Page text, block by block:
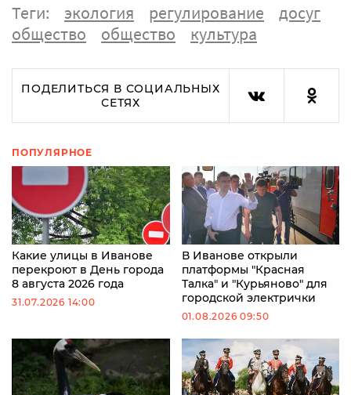
Теги: экология регулирование
досуг
общество
общество культура
ПОДЕЛИТЬСЯ В СОЦИАЛЬНЫХ
СЕТЯХ
ПОПУЛЯРНОЕ
Какие улицы в Иванове
перекроют в День города
8 августа 2026 года
31.07.2026 14:00
В Иванове открыли
платформы "Красная
Талка" и "Курьяново" для
городской электрички
01.08.2026 09:50